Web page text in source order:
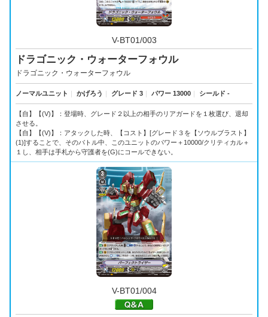
V-BT01/003
ドラゴニック・ウォーターフォウル
ドラゴニック・ウォーターフォウル
ノーマルユニット かげろう グレード 3 パワー 13000 シールド -
【自】【(V)】：登場時、グレード２以上の相手のリアガードを１枚選び、退却
させる。
【自】【(V)】：アタックした時、【コスト】[グレード３を【ソウルブラスト】
(1)]することで、そのバトル中、このユニットのパワー＋10000/クリティカル＋
１し、相手は手札から守護者を(G)にコールできない。
V-BT01/004